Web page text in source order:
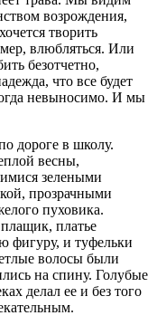
возрождения,
творить
влюбляться. Или
безотчетно,
что все будет
невыносимо. И мы
дороге в школу.
весны,
зелеными
прозрачными
пуховика.
платье
фигуру, и туфельки
волосы были
на спину. Голубые
делал ее и без того